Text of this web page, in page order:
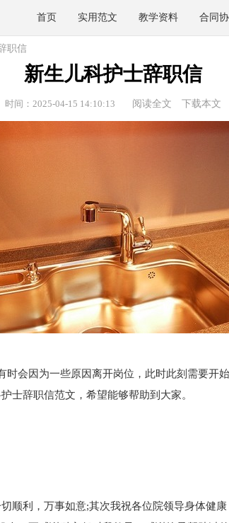
首页 实用范文 教学资料 合同
职信
新生儿科护士辞职信
时间：2025-04-15 14:10:13 阅读全文 下载本文
时会因为一些原因离开岗位，此时此刻需要开
士辞职信范文，希望能够帮助到大家。
顺利，万事如意;其次我祝各位院领导身体健